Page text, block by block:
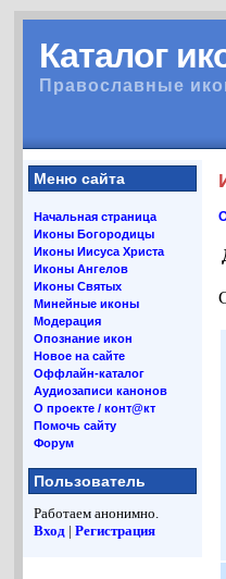
Каталог
Православные
Меню сайта
Начальная страница
Иконы Богородицы
Иконы Иисуса Христа
Иконы Ангелов
Иконы Святых
Минейные иконы
Модерация
Опознание икон
Новое на сайте
Оффлайн-каталог
Аудиозаписи канонов
О проекте / конт@кт
Помочь сайту
Форум
Пользователь
Работаем анонимно.
Вход |Регистрация